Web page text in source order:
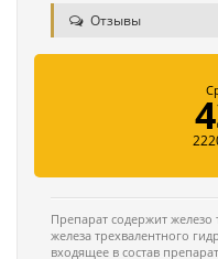
Отзывы
Препарат содержит железо
железа трехвалентного
входящее в состав